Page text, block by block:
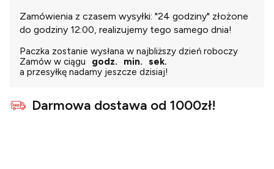
Zamówienia z czasem wysyłki: "24 godziny" złożone
do godziny 12:00, realizujemy tego samego dnia!
Paczka zostanie wysłana w najbliższy dzień roboczy
Zamów w ciągu
godz. min.
sek.
a przesyłkę nadamy jeszcze dzisiaj!
Darmowa dostawa od 1000zł!